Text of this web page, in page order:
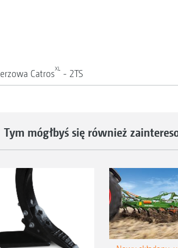
CatrosXL- 2TS
Tym mógłbyś się również